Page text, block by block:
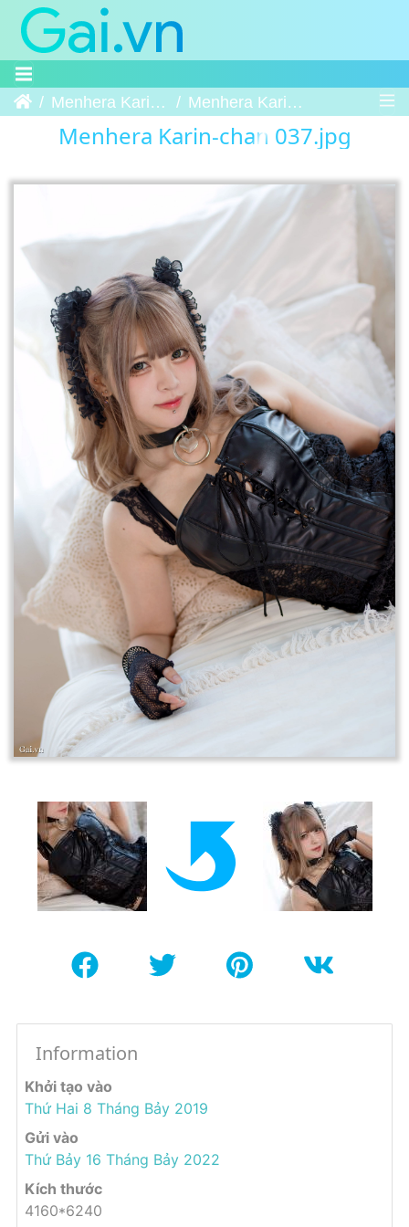
Trang chủMenhera Karin-chan Menhera Karin-chan 037
Menhera Karin-chan 037.jpg
Information
Khởi tạo vào
Thứ Hai 8 Tháng Bảy 2019
Gửi vào
Thứ Bảy 16 Tháng Bảy 2022
Kích thước
4160*6240